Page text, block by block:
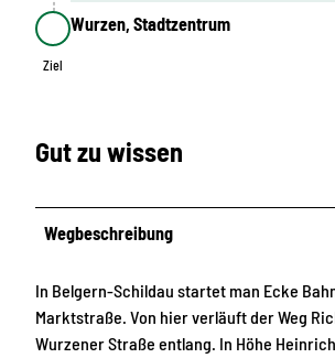
Ziel
Ziel
Wurzen, Stadtzentrum
Gut zu wissen
Wegbeschreibung
In Belgern-Schildau startet man Ecke
Marktstraße. Von hier verläuft der Weg
Wurzener Straße entlang. In Höhe